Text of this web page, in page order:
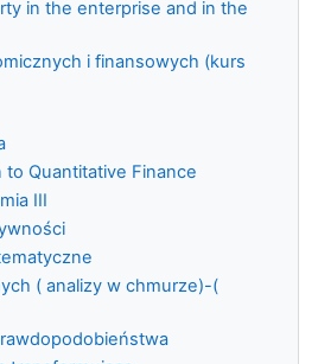
in the enterprise and in the
i finansowych (kurs
to Quantitative Finance
III
( analizy w chmurze)-(